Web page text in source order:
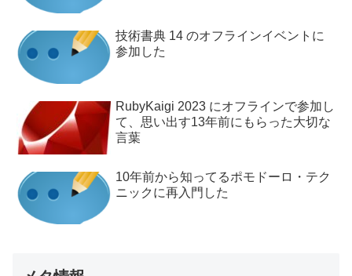
技術書典 14 のオフラインイベントに
参加した
RubyKaigi 2023 にオフラインで参加し
て、思い出す13年前にもらった大切な
言葉
10年前から知ってるポモドーロ・テク
ニックに再入門した